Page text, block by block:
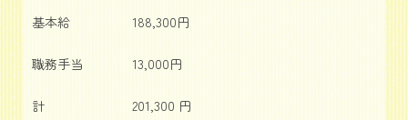
基本給 188,300円
職務手当 13,000円
計 201,300 円